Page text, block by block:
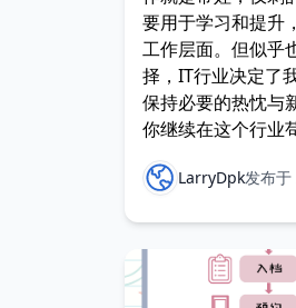
要用于学习和提升
工作层面。但似乎
择，IT行业决定了
保持必要的热忱与
你继续在这个行业
淘汰或过早被淘汰
老婆生下了女儿，
LarryDpk发布